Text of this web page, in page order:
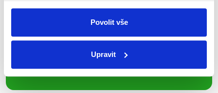
Povolit vše
Upravit
příspěvků přátelům podpoříte naši